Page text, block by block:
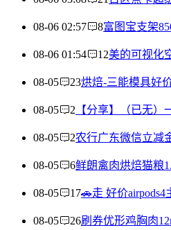
08-06 02:57 8富图宝支架
08-06 01:54 12美的可视化
08-05 23烘焙-三能模具好
08-05 2 【分享】（已无）
08-05 2农行广东微信立减
08-05 6鲜朗禽肉烘焙猫粮
08-05 17🚗走 好价airpods4
08-05 26刷券优形鸡胸肉